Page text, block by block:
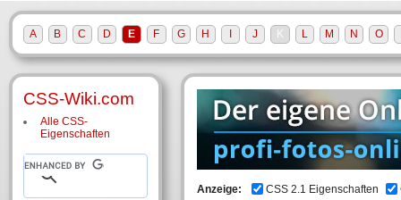
Anzeige: CSS 2.1 Eigenschaften
CSS-Wiki.com
Alle CSS-
Eigenschaften
A B C D E F G H J K L M N O